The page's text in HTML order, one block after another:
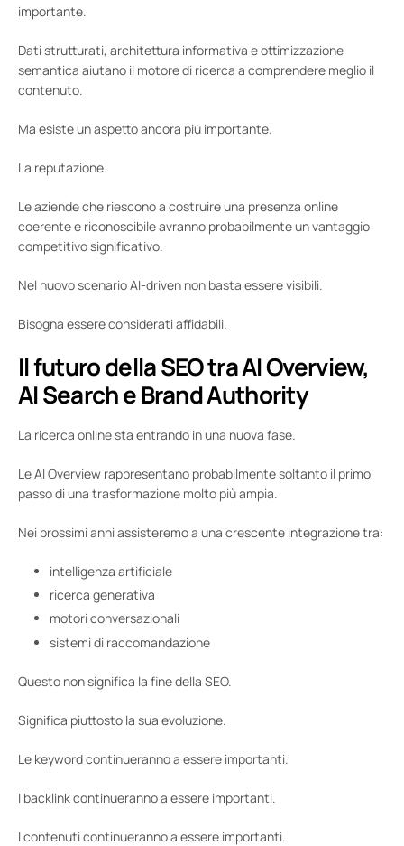
importante.
Dati strutturati, architettura informativa e ottimizzazione
semantica aiutano il motore di ricerca a comprendere meglio il
contenuto.
Ma esiste un aspetto ancora più importante.
La reputazione.
Le aziende che riescono a costruire una presenza online
coerente e riconoscibile avranno probabilmente un vantaggio
competitivo significativo.
Nel nuovo scenario AI-driven non basta essere visibili.
Bisogna essere considerati affidabili.
Il futuro della SEO tra AI Overview,
AI Search e Brand Authority
La ricerca online sta entrando in una nuova fase.
Le AI Overview rappresentano probabilmente soltanto il primo
passo di una trasformazione molto più ampia.
Nei prossimi anni assisteremo a una crescente integrazione tra:
intelligenza artificiale
ricerca generativa
motori conversazionali
sistemi di raccomandazione
Questo non significa la fine della SEO.
Significa piuttosto la sua evoluzione.
Le keyword continueranno a essere importanti.
I backlink continueranno a essere importanti.
I contenuti continueranno a essere importanti.